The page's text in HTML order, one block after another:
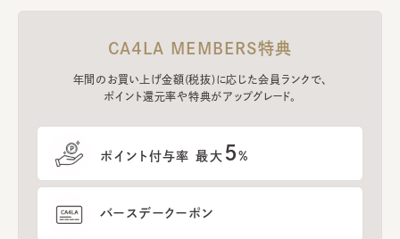
CA4LA MEMBERS特典
年間のお買い上げ金額(税抜)に応じた会員ランクで、
ポイント還元率や特典がアップグレード。
ポイント付与率 最大 5%
バースデークーポン